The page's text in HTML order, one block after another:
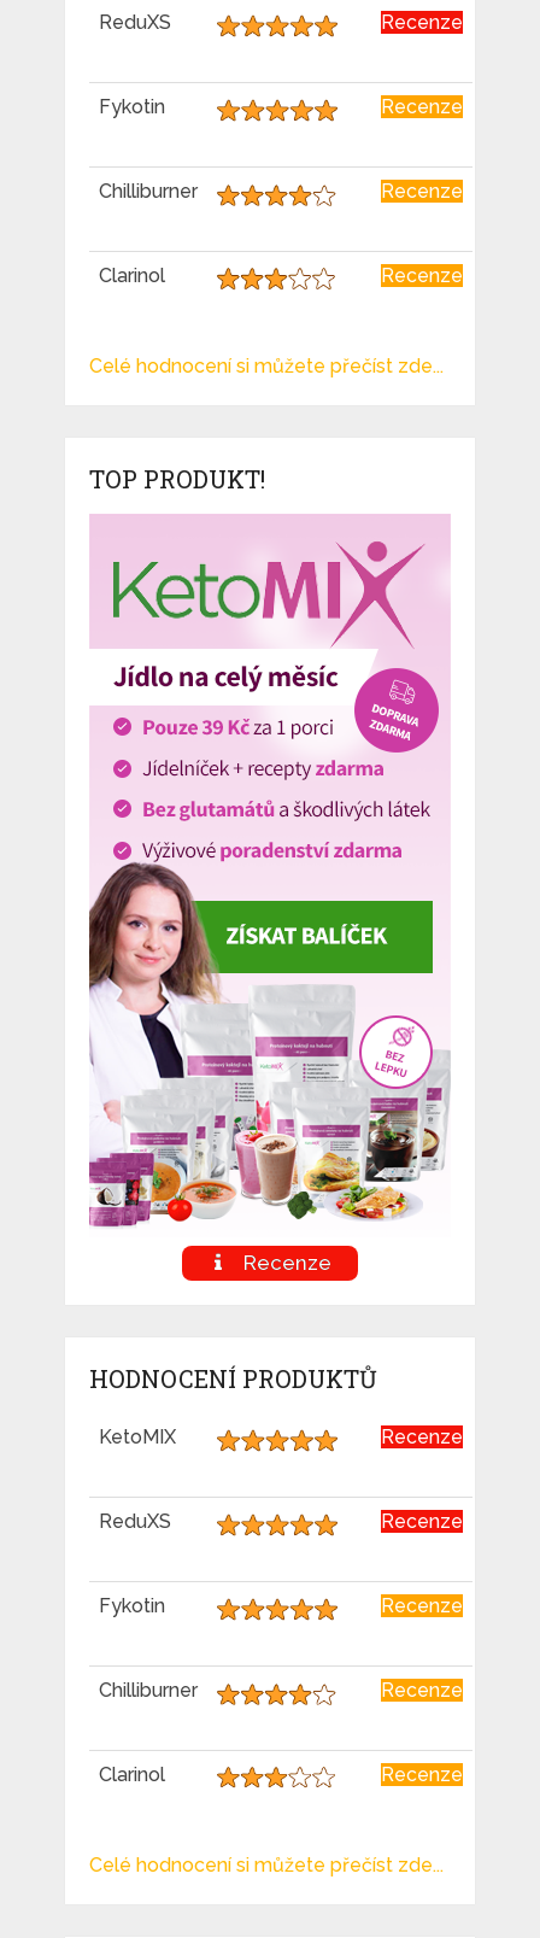
ReduXS Recenze
Fykotin Recenze
Chilliburner Recenze
Clarinol Recenze
Celé hodnocení si můžete přečíst zde...
TOP PRODUKT!
Recenze
HODNOCENÍ PRODUKTŮ
KetoMIX Recenze
ReduXS Recenze
Fykotin Recenze
Chilliburner Recenze
Clarinol Recenze
Celé hodnocení si můžete přečíst zde...